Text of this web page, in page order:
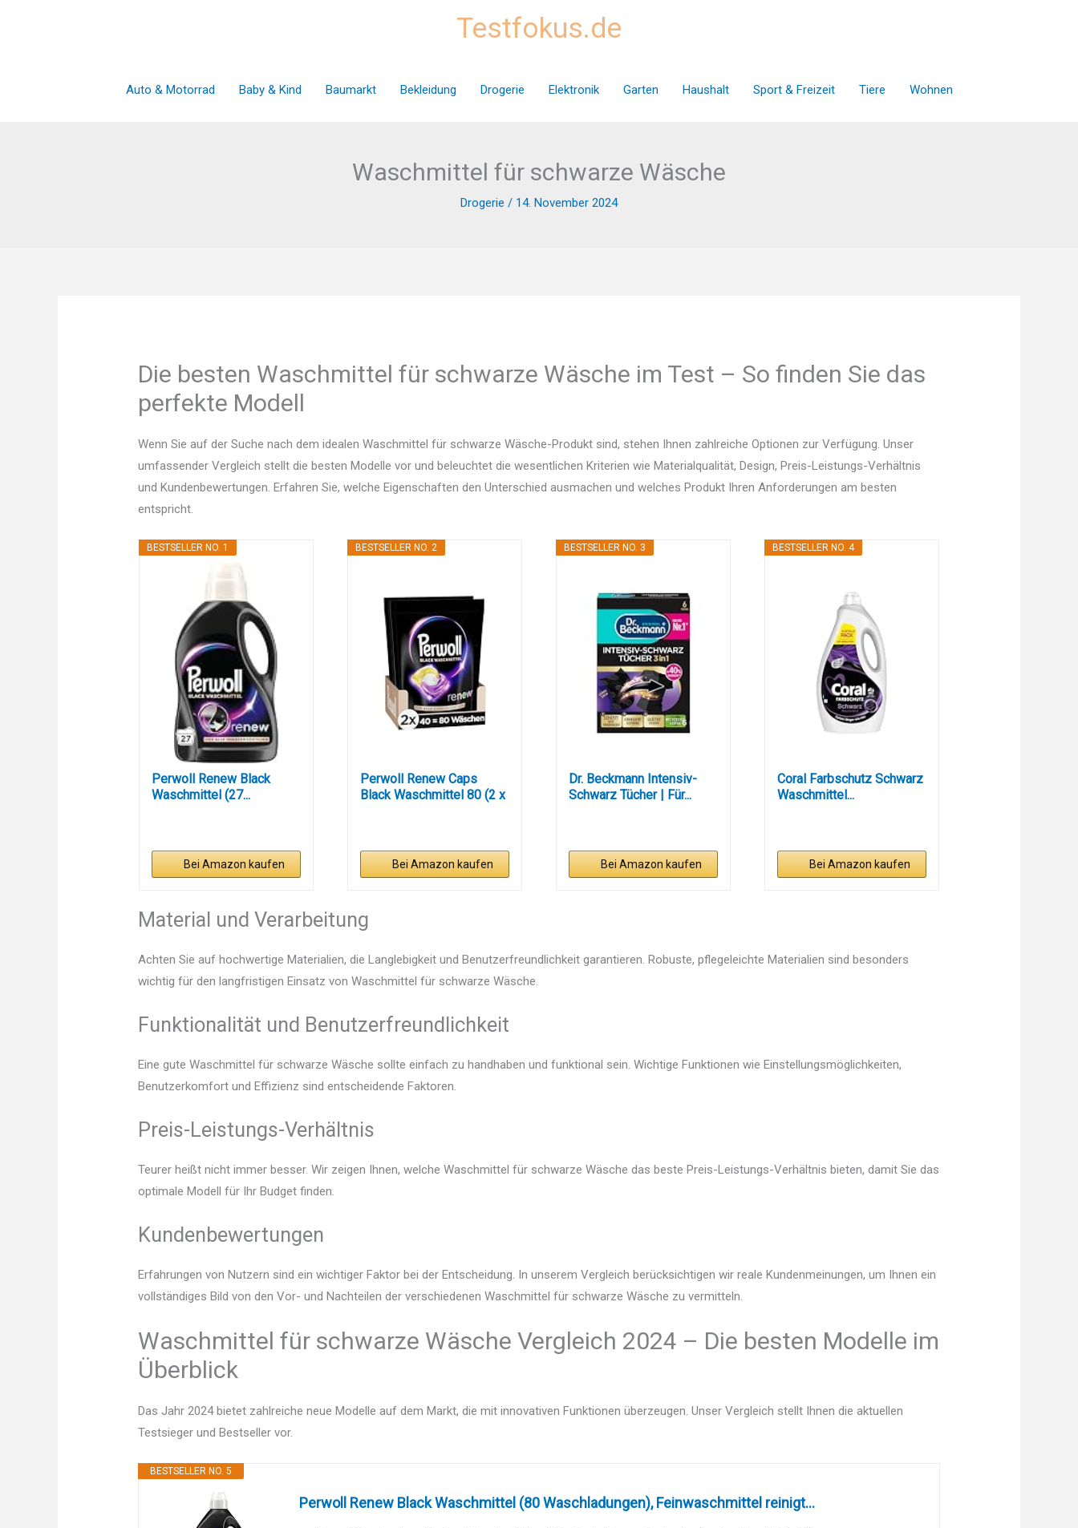
Testfokus.de
Auto & Motorrad Baby & Kind Baumarkt Bekleidung Drogerie Elektronik Garten Haushalt Sport & Freizeit Tiere Wohnen
Waschmittel für schwarze Wäsche
Drogerie / 14. November 2024
Die besten Waschmittel für schwarze Wäsche im Test – So finden Sie das
perfekte Modell
Wenn Sie auf der Suche nach dem idealen Waschmittel für schwarze Wäsche-Produkt sind, stehen Ihnen zahlreiche Optionen zur Verfügung. Unser
umfassender Vergleich stellt die besten Modelle vor und beleuchtet die wesentlichen Kriterien wie Materialqualität, Design, Preis-Leistungs-Verhältnis
und Kundenbewertungen. Erfahren Sie, welche Eigenschaften den Unterschied ausmachen und welches Produkt Ihren Anforderungen am besten
entspricht.
BESTSELLER NO. 1
Perwoll Renew Black
Waschmittel (27...
Bei Amazon kaufen
BESTSELLER NO. 2
Perwoll Renew Caps
Black Waschmittel 80 (2 x
Bei Amazon kaufen
BESTSELLER NO. 3
Dr. Beckmann Intensiv-
Schwarz Tücher | Für...
Bei Amazon kaufen
BESTSELLER NO. 4
Coral Farbschutz Schwarz
Waschmittel...
Bei Amazon kaufen
Material und Verarbeitung
Achten Sie auf hochwertige Materialien, die Langlebigkeit und Benutzerfreundlichkeit garantieren. Robuste, pflegeleichte Materialien sind besonders
wichtig für den langfristigen Einsatz von Waschmittel für schwarze Wäsche.
Funktionalität und Benutzerfreundlichkeit
Eine gute Waschmittel für schwarze Wäsche sollte einfach zu handhaben und funktional sein. Wichtige Funktionen wie Einstellungsmöglichkeiten,
Benutzerkomfort und Effizienz sind entscheidende Faktoren.
Preis-Leistungs-Verhältnis
Teurer heißt nicht immer besser. Wir zeigen Ihnen, welche Waschmittel für schwarze Wäsche das beste Preis-Leistungs-Verhältnis bieten, damit Sie das
optimale Modell für Ihr Budget finden.
Kundenbewertungen
Erfahrungen von Nutzern sind ein wichtiger Faktor bei der Entscheidung. In unserem Vergleich berücksichtigen wir reale Kundenmeinungen, um Ihnen ein
vollständiges Bild von den Vor- und Nachteilen der verschiedenen Waschmittel für schwarze Wäsche zu vermitteln.
Waschmittel für schwarze Wäsche Vergleich 2024 – Die besten Modelle im
Überblick
Das Jahr 2024 bietet zahlreiche neue Modelle auf dem Markt, die mit innovativen Funktionen überzeugen. Unser Vergleich stellt Ihnen die aktuellen
Testsieger und Bestseller vor.
BESTSELLER NO. 5
Perwoll Renew Black Waschmittel (80 Waschladungen), Feinwaschmittel reinigt...